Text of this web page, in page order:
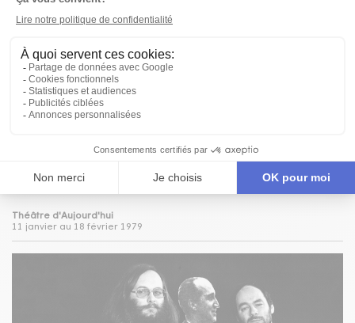
SI LES ILS AVAIENT DES ELLES
Théâtre d'Aujourd'hui
11 janvier au 18 février 1979